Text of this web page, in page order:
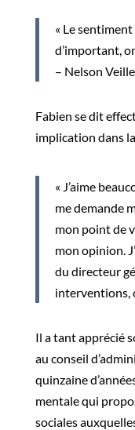
« Le
d’important,
– Nelson
Fabien se dit
implication dans
« J’aime
me demande
mon point de
mon opinion.
du directeur
interventions,
Il a tant apprécié
au conseil
quinzaine
mentale qui
sociales